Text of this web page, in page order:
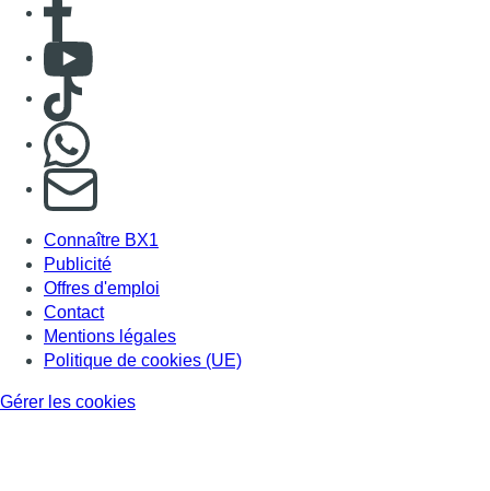
Consulter Youtube
Consulter TikTok
S'abonner à notre newsletter
Connaître BX1
Publicité
Offres d'emploi
Contact
Mentions légales
Politique de cookies (UE)
Gérer les cookies